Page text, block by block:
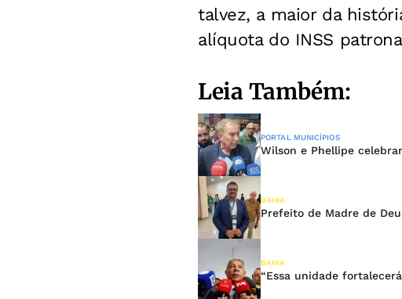
talvez, a maior da
alíquota do INSS
Leia Também:
PORTAL MUNICÍPIOS
Wilson e Phellipe
BAHIA
Prefeito de Madre de
BAHIA
“Essa unidade